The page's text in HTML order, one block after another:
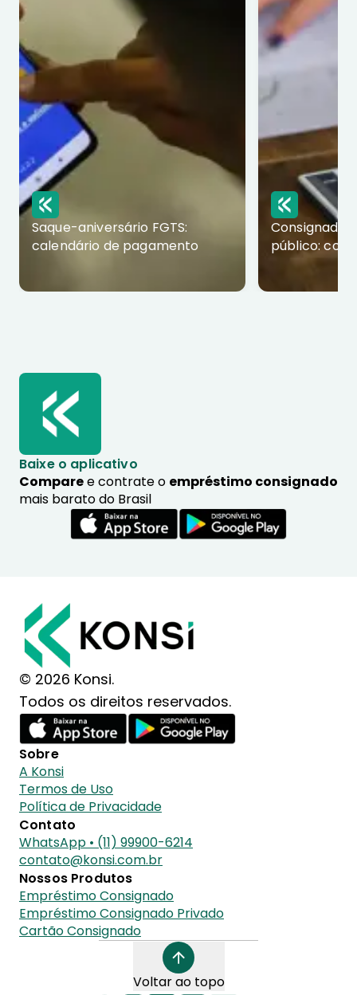
Saque-aniversário FGTS:
calendário de pagamento
Consignado
público:
Baixe o aplicativo
Comparee contrate o empréstimo consignado
mais barato do Brasil
© 2026 Konsi.
Todos os direitos reservados.
Sobre
A Konsi
Termos de Uso
Política de Privacidade
Contato
WhatsApp • (11) 99900-6214
contato@konsi.com.br
Nossos Produtos
Empréstimo Consignado
Empréstimo Consignado Privado
Cartão Consignado
Voltar ao topo